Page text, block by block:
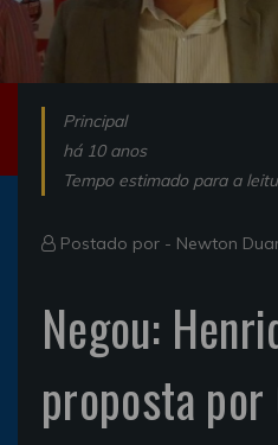
Principal
há 10 anos
Tempo estimado para a
Postado por - Newton
Negou:
proposta